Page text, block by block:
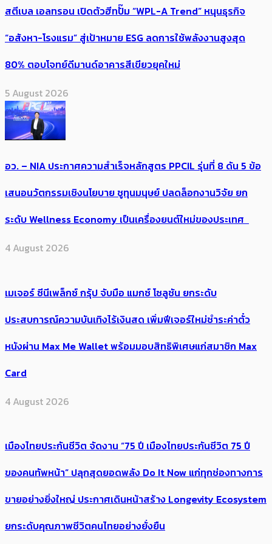
สตีเบล เอลทรอน เปิดตัวฮีทปั๊ม “WPL-A Trend” หนุนธุรกิจ
“อสังหา-โรงแรม” สู่เป้าหมาย ESG ลดการใช้พลังงานสูงสุด
80% ตอบโจทย์ดีมานด์อาคารสีเขียวยุคใหม่
5 August 2026
อว. – NIA ประกาศความสำเร็จหลักสูตร PPCIL รุ่นที่ 8 ดัน 5 ข้อ
เสนอนวัตกรรมเชิงนโยบาย ชูทุนมนุษย์ ปลดล็อกงานวิจัย ยก
ระดับ Wellness Economy เป็นเครื่องยนต์ใหม่ของประเทศ
4 August 2026
เมเจอร์ ซีนีเพล็กซ์ กรุ้ป จับมือ แมกซ์ โซลูชัน ยกระดับ
ประสบการณ์ความบันเทิงไร้เงินสด เพิ่มฟีเจอร์ใหม่ชำระค่าตั๋ว
หนังผ่าน Max Me Wallet พร้อมมอบสิทธิพิเศษแก่สมาชิก Max
Card
4 August 2026
เมืองไทยประกันชีวิต จัดงาน “75 ปี เมืองไทยประกันชีวิต 75 ปี
ของคนทัพหน้า” ปลุกสุดยอดพลัง Do It Now แก่ทุกช่องทางการ
ขายอย่างยิ่งใหญ่ ประกาศเดินหน้าสร้าง Longevity Ecosystem
ยกระดับคุณภาพชีวิตคนไทยอย่างยั่งยืน